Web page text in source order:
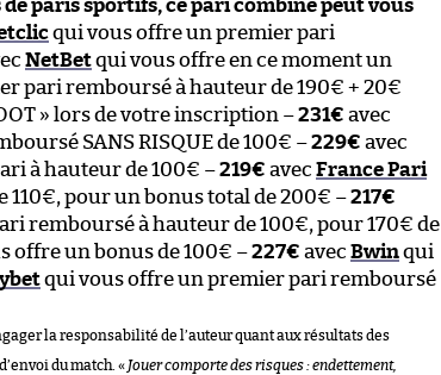
de paris sportifs, ce pari combiné peut vous
qui vous offre un premier pari
NetBetqui vous offre en ce moment un
pari remboursé à hauteur de 190€ + 20€
» lors de votre inscription –231€ avec
SANS RISQUE de 100€ –229€ avec
à hauteur de 100€ –219€ avec France Pari
pour un bonus total de 200€ –217€
remboursé à hauteur de 100€, pour 170€ de
offre un bonus de 100€ –227€ avec Bwinqui
qui vous offre un premier pari remboursé
la responsabilité de l’auteur quant aux résultats des
du match. « Jouer comporte des risques : endettement,